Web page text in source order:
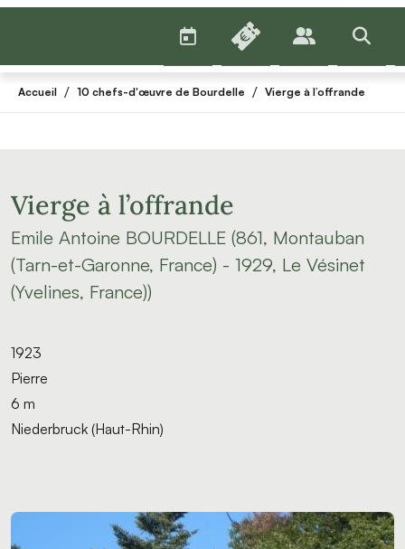
BILLETTERIE
PUBLICS
Accueil / 10 chefs-d'œuvre de Bourdelle / Vierge à l’offrande
Vierge à l’offrande
Emile Antoine BOURDELLE (861, Montauban
(Tarn-et-Garonne, France) - 1929, Le Vésinet
(Yvelines, France))
1923
Pierre
6 m
Niederbruck (Haut-Rhin)